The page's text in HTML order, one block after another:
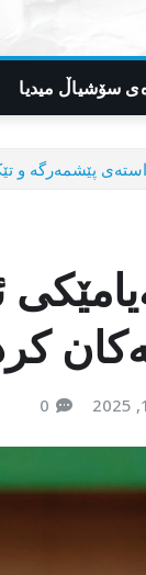
سۆشیاڵ میدیا
پێشمەرگە و
0